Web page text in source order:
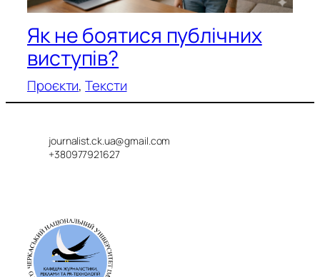
Як не боятися публічних
виступів?
Проєкти, Тексти
journalist.ck.ua@gmail.com
+380977921627